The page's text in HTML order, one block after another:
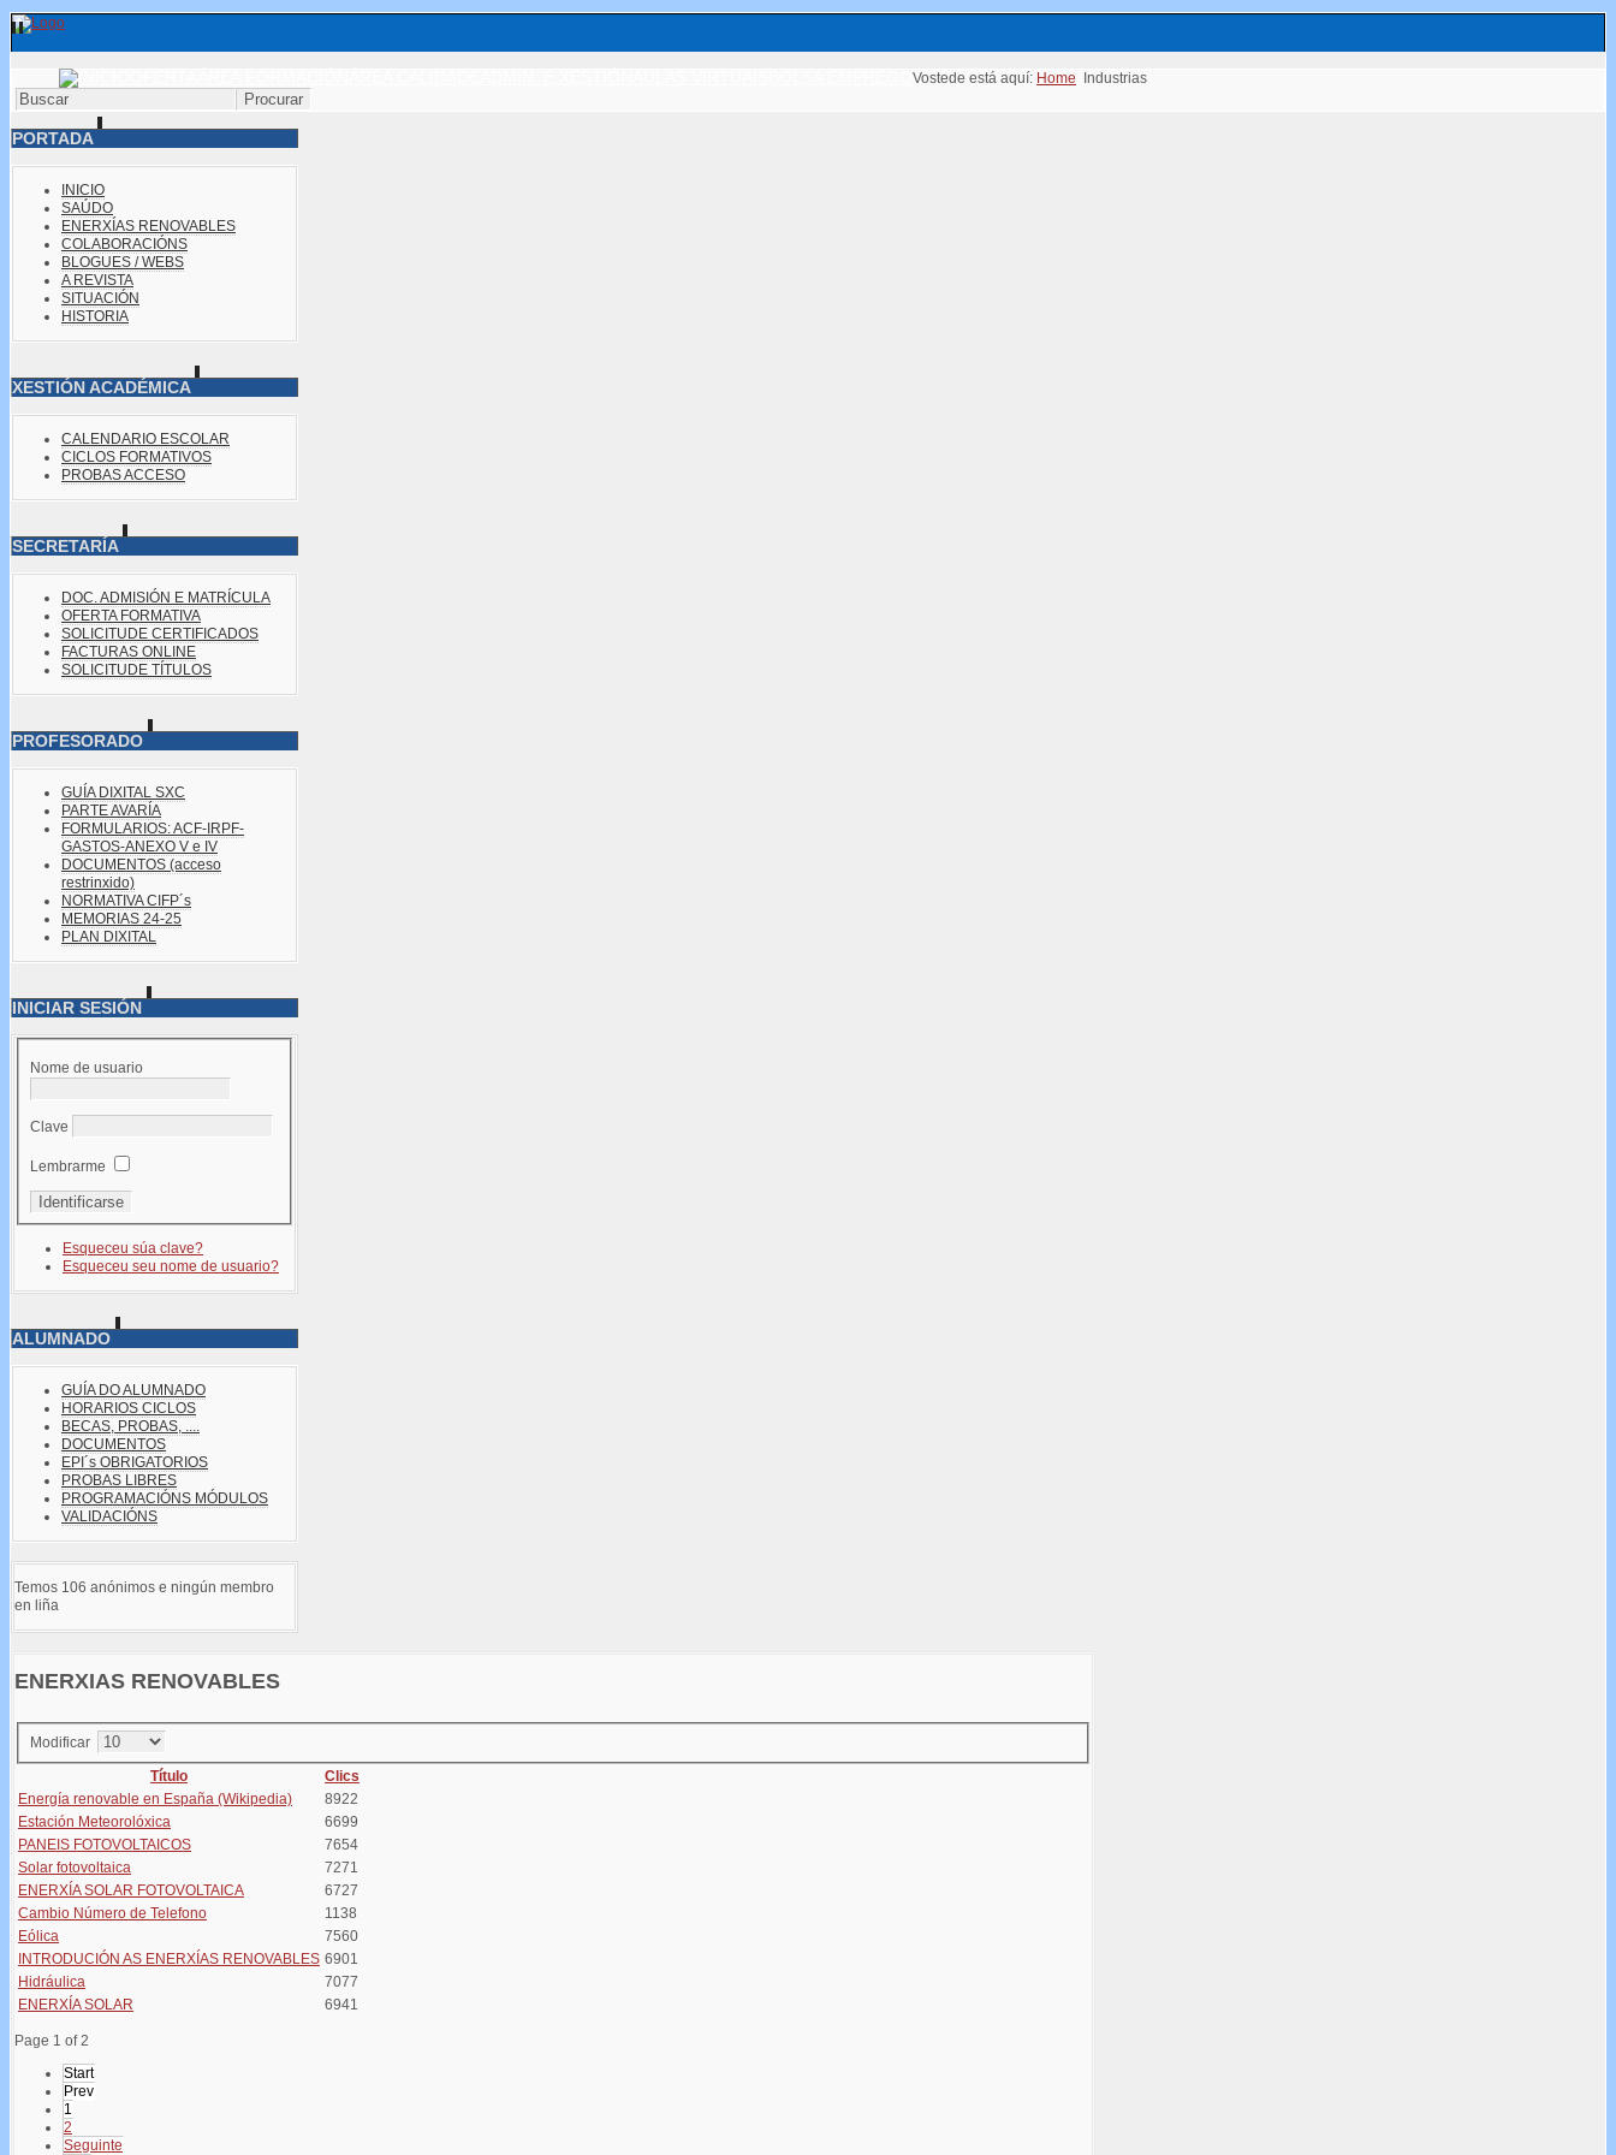
Vostede está aquí: Home Industrias
PORTADA
INICIO
SAÚDO
ENERXÍAS RENOVABLES
COLABORACIÓNS
BLOGUES / WEBS
A REVISTA
SITUACIÓN
HISTORIA
XESTIÓN ACADÉMICA
CALENDARIO ESCOLAR
CICLOS FORMATIVOS
PROBAS ACCESO
SECRETARÍA
DOC. ADMISIÓN E MATRÍCULA
OFERTA FORMATIVA
SOLICITUDE CERTIFICADOS
FACTURAS ONLINE
SOLICITUDE TÍTULOS
PROFESORADO
GUÍA DIXITAL SXC
PARTE AVARÍA
FORMULARIOS: ACF-IRPF-
GASTOS-ANEXO V e IV
DOCUMENTOS (acceso
restrinxido)
NORMATIVA CIFP´s
MEMORIAS 24-25
PLAN DIXITAL
INICIAR SESIÓN
Nome de usuario
Clave
Lembrarme
Esqueceu súa clave?
Esqueceu seu nome de usuario?
ALUMNADO
GUÍA DO ALUMNADO
HORARIOS CICLOS
BECAS, PROBAS, ....
DOCUMENTOS
EPI´s OBRIGATORIOS
PROBAS LIBRES
PROGRAMACIÓNS MÓDULOS
VALIDACIÓNS
Temos 106 anónimos e ningún membro
en liña
ENERXIAS RENOVABLES
Modificar
Título
Clics
Energía renovable en España (Wikipedia)
8922
Estación Meteorolóxica
6699
PANEIS FOTOVOLTAICOS
7654
Solar fotovoltaica
7271
ENERXÍA SOLAR FOTOVOLTAICA
6727
Cambio Número de Telefono
1138
Eólica
7560
INTRODUCIÓN AS ENERXÍAS RENOVABLES 6901
Hidráulica
7077
ENERXÍA SOLAR
6941
Page 1 of 2
Start
Prev
1
2
Seguinte